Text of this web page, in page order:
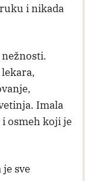
i nikada
Imala
osmeh koji je
je sve